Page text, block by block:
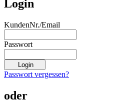
Login
KundenNr./Email
Passwort
Passwort vergessen?
oder